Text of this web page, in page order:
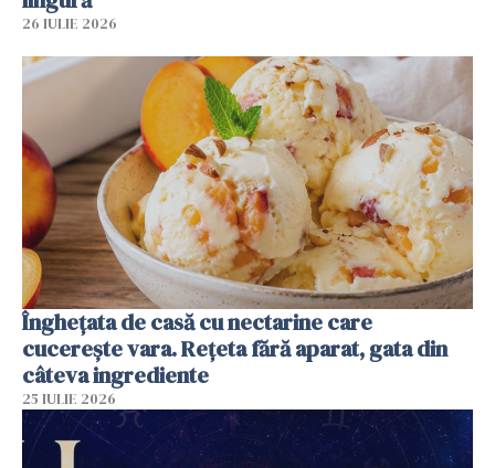
26 IULIE 2026
Înghețata de casă cu nectarine care
cucerește vara. Rețeta fără aparat, gata din
câteva ingrediente
25 IULIE 2026